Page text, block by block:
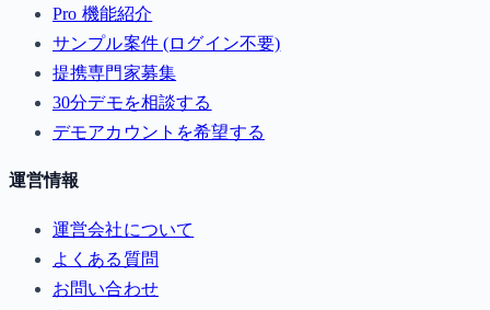
Pro 機能紹介
サンプル案件 (ログイン不要)
提携専門家募集
30分デモを相談する
デモアカウントを希望する
運営情報
運営会社について
よくある質問
お問い合わせ